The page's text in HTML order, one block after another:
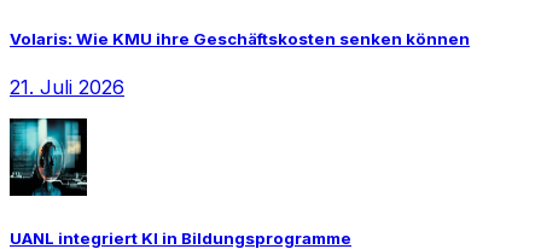
Volaris: Wie KMU ihre Geschäftskosten senken können
21. Juli 2026
UANL integriert KI in Bildungsprogramme